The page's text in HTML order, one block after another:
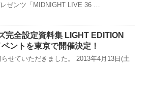
ゼンツ「MIDNIGHT LIVE 36 …
完全設定資料集 LIGHT EDITION
ントを東京で開催決定！
せていただきました。 2013年4月13日(土